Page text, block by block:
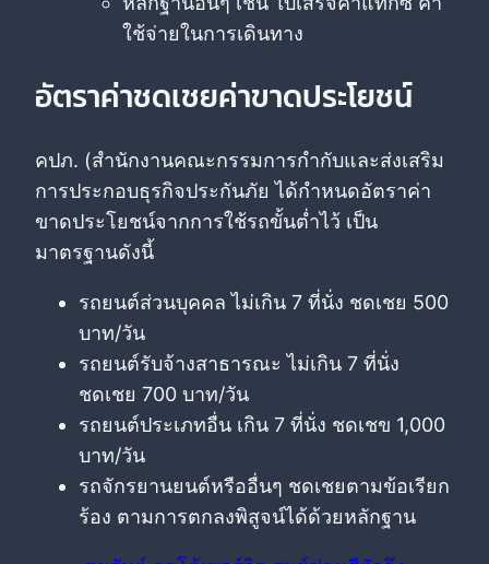
ใช้จ่ายในการเดินทาง
อัตราค่าชดเชยค่าขาดประโยชน์
คปภ. (สำนักงานคณะกรรมการกำกับและส่งเสริม
การประกอบธุรกิจประกันภัย ได้กำหนดอัตราค่า
ขาดประโยชน์จากการใช้รถขั้นต่ำไว้ เป็น
มาตรฐานดังนี้
รถยนต์ส่วนบุคคล ไม่เกิน 7 ที่นั่ง ชดเชย 500
บาท/วัน
รถยนต์รับจ้างสาธารณะ ไม่เกิน 7 ที่นั่ง
ชดเชย 700 บาท/วัน
รถยนต์ประเภทอื่น เกิน 7 ที่นั่ง ชดเชข 1,000
บาท/วัน
รถจักรยานยนต์หรืออื่นๆ ชดเชยตามข้อเรียก
ร้อง ตามการตกลงพิสูจน์ได้ด้วยหลักฐาน